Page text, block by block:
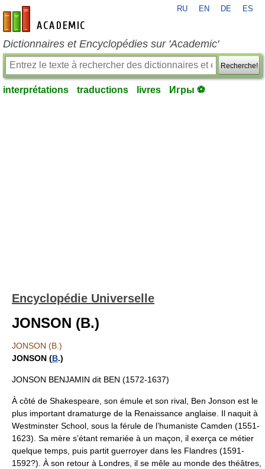
fr-academic.com
RU EN DE ES
Dictionnaires et Encyclopédies sur 'Academic'
Recherche!
interprétations traductions livres Игры ⚽
Encyclopédie Universelle
JONSON (B.)
JONSON (B.)
JONSON (B.)
JONSON BENJAMIN dit BEN (1572-1637)
À côté de Shakespeare, son émule et son rival, Ben Jonson est le
plus important dramaturge de la Renaissance anglaise. Il naquit à
Westminster School, sous la férule de l’humaniste Camden (1551-
1623). Sa mère s’étant remariée à un maçon, il exerça ce métier
quelque temps, puis partit guerroyer dans les Flandres (1591-
1592?). À son retour à Londres, il se mêle au monde des théâtres,